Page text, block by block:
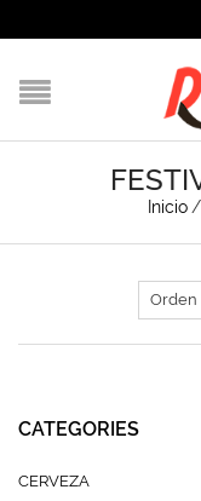
Inicio /
CATEGORIES
CERVEZA